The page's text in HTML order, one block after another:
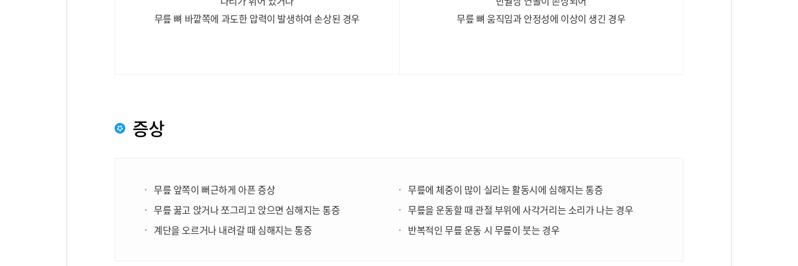
무릎 뼈 바깥쪽에 과도한 압력이 발생하여 손상된 경우
무릎 뼈 움직임과 안정성에 이상이 생긴 경우
증상
무릎 앞쪽이 뻐근하게 아픈 증상
무릎 꿇고 앉거나 쪼그리고 앉으면 심해지는 통증
계단을 오르거나 내려갈 때 심해지는 통증
무릎에 체중이 많이 실리는 활동시에 심해지는 통증
무릎을 운동할 때 관절 부위에 사각거리는 소리가 나는 경우
반복적인 무릎 운동 시 무릎이 붓는 경우